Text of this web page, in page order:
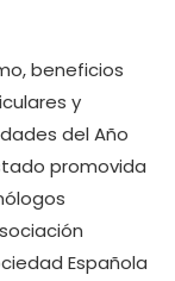
beneficios
y
del Año
promovida
Española